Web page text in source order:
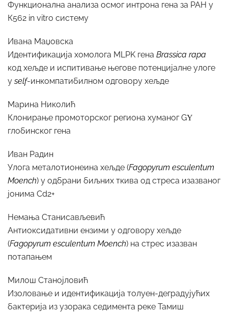
Функционална анализа осмог интрона гена за PAH у
К562 in vitro систему
Ивана Маџовска
Идентификација хомолога MLPK гена Brassica rapa
код хељде и испитивање његове потенцијалне улоге
уself-инкомпатибилном одговору хељде
Марина Николић
Клонирање промоторског региона хуманог GΥ
глобинског гена
Иван Радин
Улога металотионеина хељде (Fagopyrum esculentum
Moench) у одбрани биљних ткива од стреса изазваног
јонима Cd2+
Немања Станисављевић
Антиоксидативни ензими у одговору хељде
(Fagopyrum esculentum Moench) на стрес изазван
потапањем
Милош Станојловић
Изоловање и идентификација толуен-деградујућих
бактерија из узорака седимента реке Тамиш